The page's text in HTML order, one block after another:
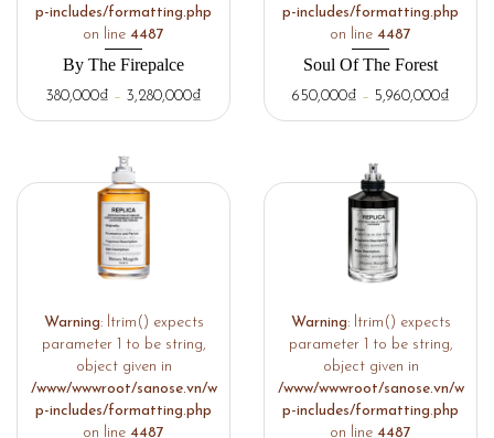
p-includes/formatting.php
on line 4487
By The Firepalce
380,000₫ – 3,280,000₫
p-includes/formatting.php
on line 4487
Soul Of The Forest
650,000₫ – 5,960,000₫
Warning: ltrim() expects
parameter 1 to be string,
object given in
/www/wwwroot/sanose.vn/w
p-includes/formatting.php
on line 4487
Warning: ltrim() expects
parameter 1 to be string,
object given in
/www/wwwroot/sanose.vn/w
p-includes/formatting.php
on line 4487